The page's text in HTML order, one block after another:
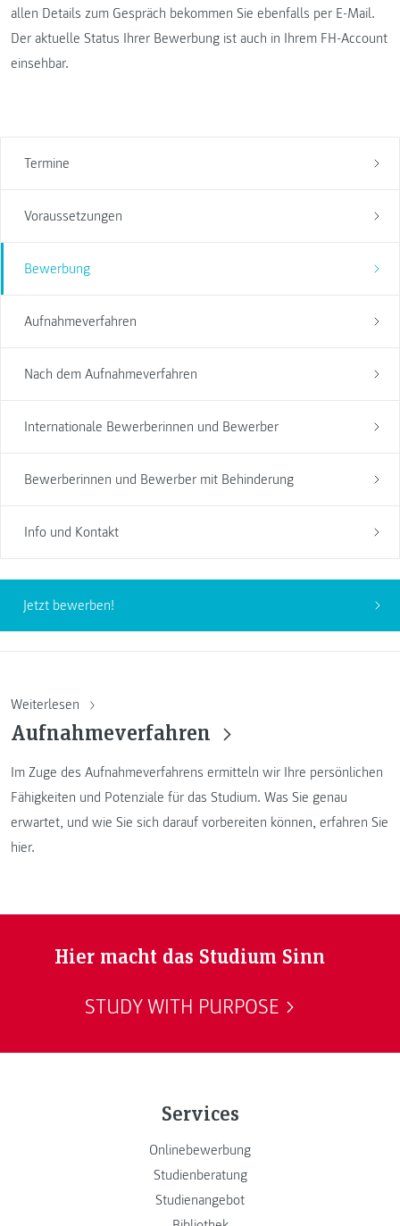
Termine
Voraussetzungen
Bewerbung
Aufnahmeverfahren
Nach dem Aufnahmeverfahren
Internationale Bewerberinnen und Bewerber
Bewerberinnen und Bewerber mit Behinderung
Info und Kontakt
Jetzt bewerben!
allen Details zum Gespräch bekommen Sie ebenfalls per E-Mail.
Der aktuelle Status Ihrer Bewerbung ist auch in Ihrem FH-Account
einsehbar.
Weiterlesen
Aufnahmeverfahren
Im Zuge des Aufnahmeverfahrens ermitteln wir Ihre persönlichen
Fähigkeiten und Potenziale für das Studium. Was Sie genau
erwartet, und wie Sie sich darauf vorbereiten können, erfahren Sie
hier.
Hier macht das Studium Sinn
STUDY WITH PURPOSE
Services
Onlinebewerbung
Studienberatung
Studienangebot